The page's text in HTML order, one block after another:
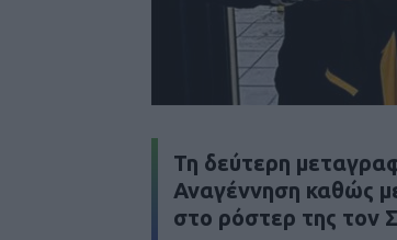
Τη δεύτερη
Αναγέννηση καθώς
στο ρόστερ της τον